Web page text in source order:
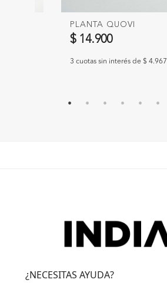
PLANTA QUOVI
$ 14.900
3 cuotas sin interés de $ 4.967
¿NECESITAS AYUDA?